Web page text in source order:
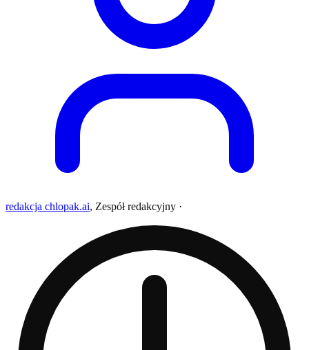
redakcja chlopak.ai, Zespół redakcyjny ·